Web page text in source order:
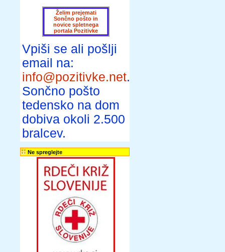
Želim prejemati
Sončno pošto in
novice spletnega
portala Pozitivke
Vpiši se ali pošlji
email na:
info@pozitivke.net.
Sončno pošto
tedensko na dom
dobiva okoli 2.500
bralcev.
Ne spreglejte